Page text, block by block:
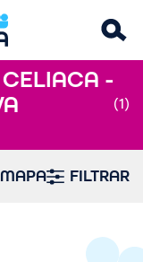
CELIACA -
(1)
MAPA FILTRAR